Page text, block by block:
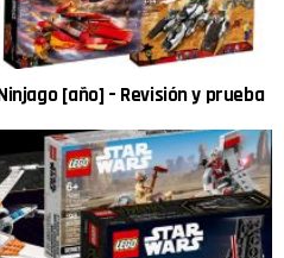
[año] – Revisión y prueba